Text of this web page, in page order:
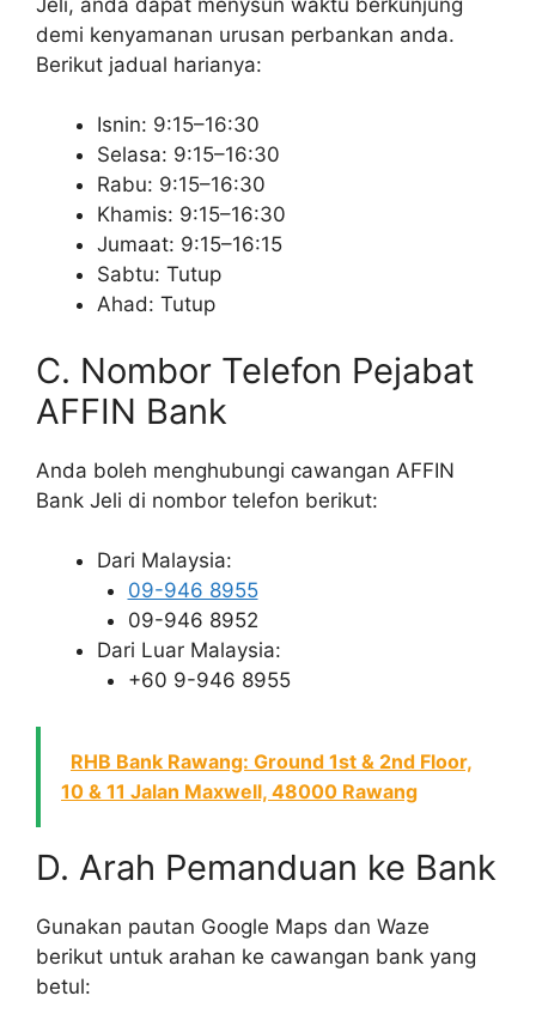
demi kenyamanan urusan perbankan anda.
Berikut jadual harianya:
Isnin: 9:15–16:30
Selasa: 9:15–16:30
Rabu: 9:15–16:30
Khamis: 9:15–16:30
Jumaat: 9:15–16:15
Sabtu: Tutup
Ahad: Tutup
C. Nombor Telefon Pejabat
AFFIN Bank
Anda boleh menghubungi cawangan AFFIN
Bank Jeli di nombor telefon berikut:
Dari Malaysia:
09-946 8955
09-946 8952
Dari Luar Malaysia:
+60 9-946 8955
RHB Bank Rawang: Ground 1st & 2nd Floor,
10 & 11 Jalan Maxwell, 48000 Rawang
D. Arah Pemanduan ke Bank
Gunakan pautan Google Maps dan Waze
berikut untuk arahan ke cawangan bank yang
betul: